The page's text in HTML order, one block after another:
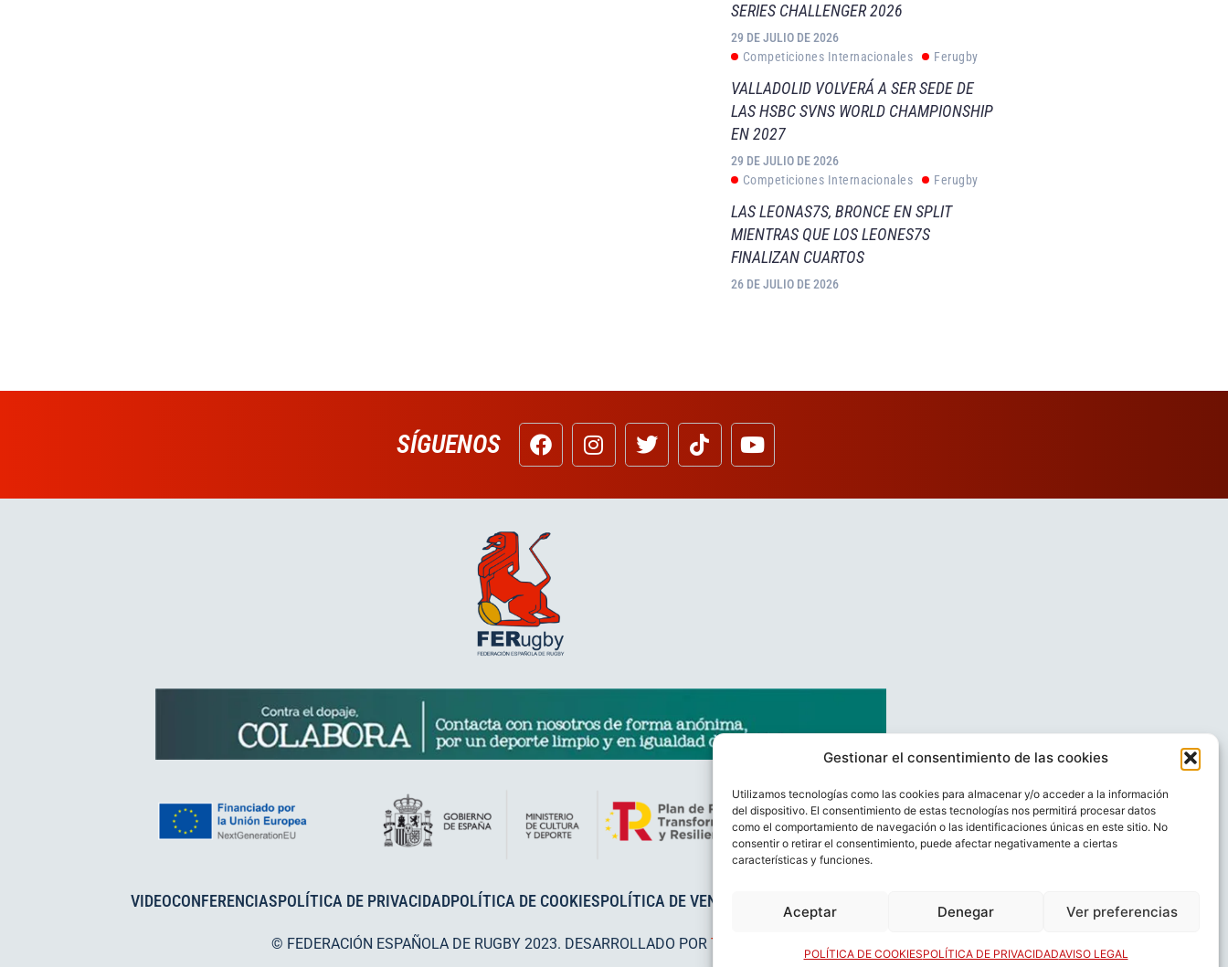
Gestionar el consentimiento de las cookies
Utilizamos tecnologías como las cookies para almacenar y/o acceder a la información
del dispositivo. El consentimiento de estas tecnologías nos permitirá procesar datos
como el comportamiento de navegación o las identificaciones únicas en este sitio. No
consentir o retirar el consentimiento, puede afectar negativamente a ciertas
características y funciones.
Aceptar Denegar Ver preferencias
POLÍTICA DE COOKIESPOLÍTICA DE PRIVACIDADAVISO LEGAL
SERIES CHALLENGER 2026
29 DE JULIO DE 2026
Competiciones Internacionales
Ferugby
VALLADOLID VOLVERÁ A SER SEDE DE
LAS HSBC SVNS WORLD CHAMPIONSHIP
EN 2027
29 DE JULIO DE 2026
Competiciones Internacionales
Ferugby
LAS LEONAS7S, BRONCE EN SPLIT
MIENTRAS QUE LOS LEONES7S
FINALIZAN CUARTOS
26 DE JULIO DE 2026
SÍGUENOS
VIDEOCONFERENCIASPOLÍTICA DE PRIVACIDADPOLÍTICA DE COOKIESPOLÍTICA DE VENTAS
© FEDERACIÓN ESPAÑOLA DE RUGBY 2023. DESARROLLADO POR TOOOLS